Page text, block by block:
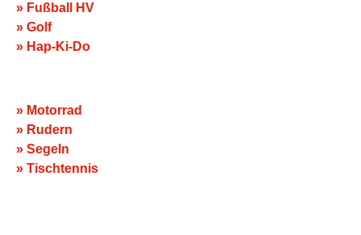
» Fußball HV
» Golf
» Hap-Ki-Do
» Motorrad
» Rudern
» Segeln
» Tischtennis